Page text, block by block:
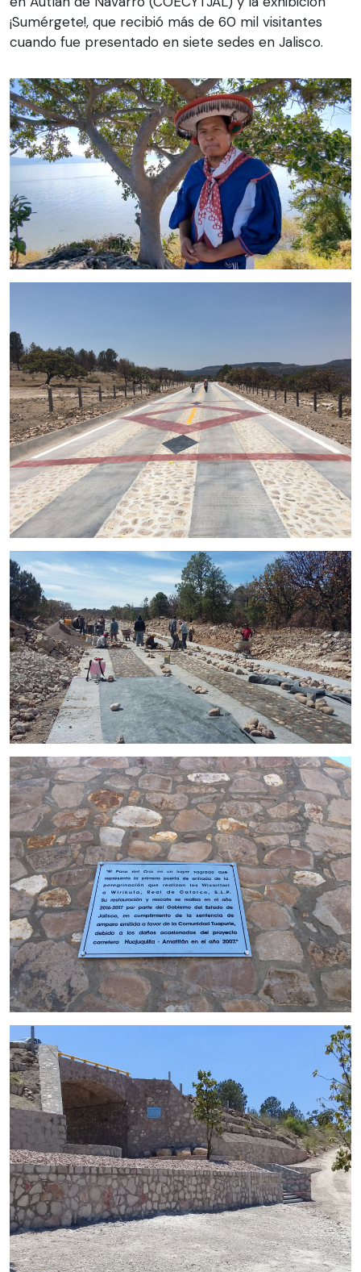
¡Sumérgete!, que recibió más de 60 mil visitantes
cuando fue presentado en siete sedes en Jalisco.